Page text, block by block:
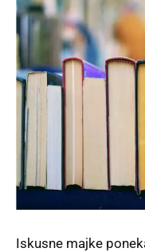
Iskusne majke